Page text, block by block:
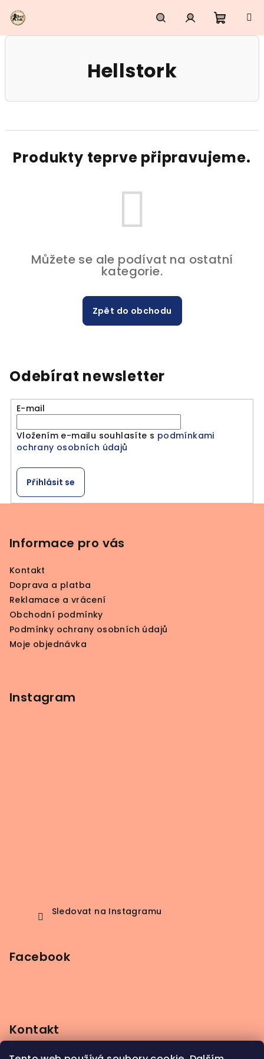
na
obsah
HledatPřihlášení
Hellstork
Produkty teprve připravujeme.
Můžete se ale podívat na ostatní
kategorie.
Zpět do obchodu
Odebírat newsletter
E-mail
Vložením e-mailu souhlasíte s podmínkami
ochrany osobních údajů
Přihlásit se
Informace pro vás
Kontakt
Doprava a platba
Reklamace a vrácení
Obchodní podmínky
Podmínky ochrany osobních údajů
Moje objednávka
Instagram
Sledovat na Instagramu
Facebook
Kontakt